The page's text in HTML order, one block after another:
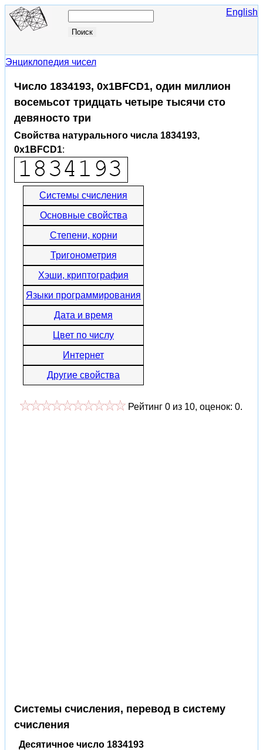
English
Энциклопедия чисел
Число 1834193, 0x1BFCD1, один миллион
восемьсот тридцать четыре тысячи сто
девяносто три
Свойства натурального числа 1834193,
0x1BFCD1:
Системы счисления
Основные свойства
Степени, корни
Тригонометрия
Хэши, криптография
Языки программирования
Дата и время
Цвет по числу
Интернет
Другие свойства
Рейтинг 0 из 10, оценок: 0.
Системы счисления, перевод в систему
счисления
Десятичное число 1834193